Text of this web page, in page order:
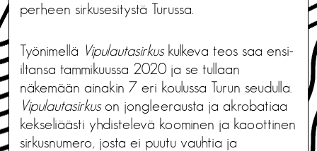
perheen sirkusesitystä Turussa.
Työnimellä Vipulautasirkuskulkeva teos saa ensi-
iltansa tammikuussa 2020 ja se tullaan
näkemään ainakin 7 eri koulussa Turun seudulla.
Vipulautasirkuson jongleerausta ja akrobatiaa
kekseliäästi yhdistelevä koominen ja kaoottinen
sirkusnumero, josta ei puutu vauhtia ja